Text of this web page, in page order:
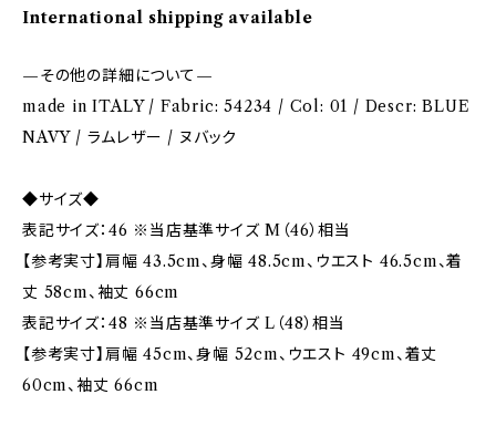
International shipping available
—その他の詳細について—
made in ITALY / Fabric: 54234 / Col: 01 / Descr: BLUE
NAVY / ラムレザー / ヌバック
◆サイズ◆
表記サイズ：46 ※当店基準サイズ M（46）相当
【参考実寸】肩幅 43.5cm、身幅 48.5cm、ウエスト 46.5cm、着
丈 58cm、袖丈 66cm
表記サイズ：48 ※当店基準サイズ L（48）相当
【参考実寸】肩幅 45cm、身幅 52cm、ウエスト 49cm、着丈
60cm、袖丈 66cm